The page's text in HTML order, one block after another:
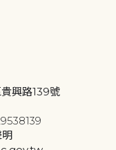
興路139號